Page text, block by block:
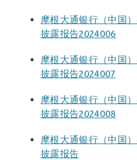
摩根大通银行（中国
披露报告2024006
摩根大通银行（中国
披露报告2024007
摩根大通银行（中国
披露报告2024008
摩根大通银行（中国
披露报告